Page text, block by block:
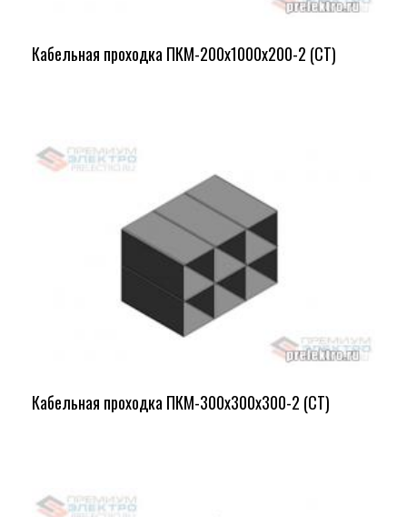
Кабельная проходка ПКМ-200х1000х200-2 (СТ)
Кабельная проходка ПКМ-300х300х300-2 (СТ)